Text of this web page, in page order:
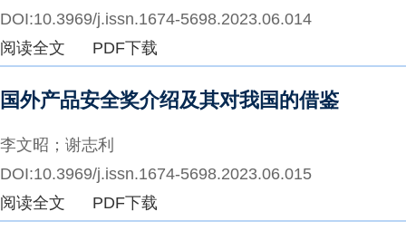
DOI:10.3969/j.issn.1674-5698.2023.06.014
阅读全文
PDF下载
国外产品安全奖介绍及其对我国的借鉴
李文昭；谢志利
DOI:10.3969/j.issn.1674-5698.2023.06.015
阅读全文
PDF下载